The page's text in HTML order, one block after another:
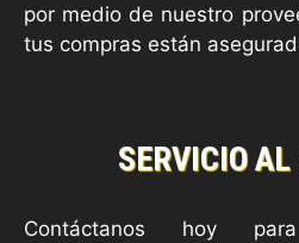
por medio de nuestro
tus compras están
SERVICIO
Contáctanos hoy